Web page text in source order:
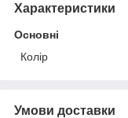
Характеристики
Основні
Колір
Умови доставки